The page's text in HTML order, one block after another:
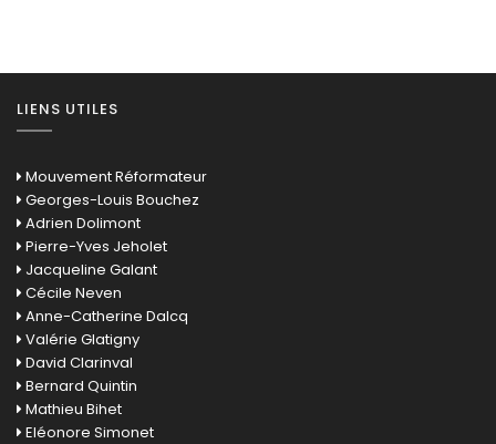
LIENS UTILES
Mouvement Réformateur
Georges-Louis Bouchez
Adrien Dolimont
Pierre-Yves Jeholet
Jacqueline Galant
Cécile Neven
Anne-Catherine Dalcq
Valérie Glatigny
David Clarinval
Bernard Quintin
Mathieu Bihet
Eléonore Simonet